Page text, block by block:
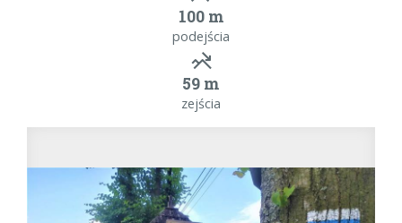
100 m
podejścia
59 m
zejścia